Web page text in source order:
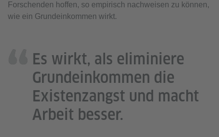
Forschenden hoffen, so empirisch nachweisen zu können,
wie ein Grundeinkommen wirkt.
Es wirkt, als eliminiere
Grundeinkommen die
Existenzangst und macht
Arbeit besser.